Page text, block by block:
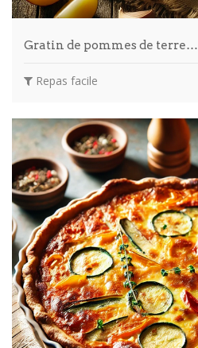
Gratin de pommes de terre…
Repas facile